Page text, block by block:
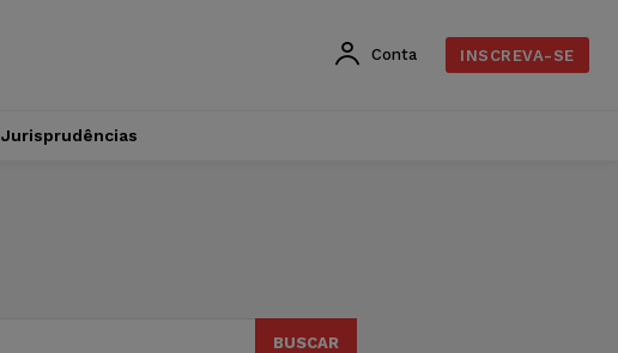
Conta INSCREVA-SE
Jurisprudências
BUSCAR